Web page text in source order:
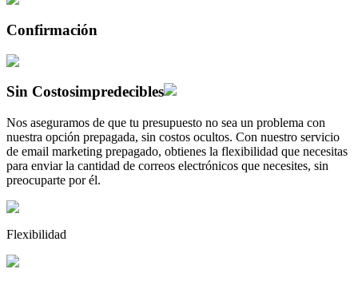
Confirmación
Sin Costosimpredecibles
Nos aseguramos de que tu presupuesto no sea un problema con
nuestra opción prepagada, sin costos ocultos. Con nuestro servicio
de email marketing prepagado, obtienes la flexibilidad que necesitas
para enviar la cantidad de correos electrónicos que necesites, sin
preocuparte por él.
Flexibilidad